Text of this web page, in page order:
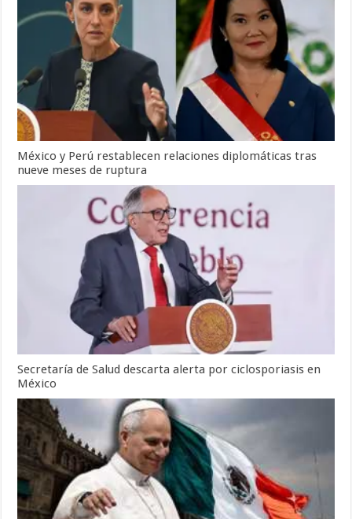
México y Perú restablecen relaciones diplomáticas tras
nueve meses de ruptura
Secretaría de Salud descarta alerta por ciclosporiasis en
México